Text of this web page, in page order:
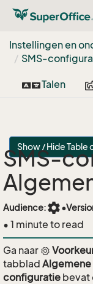
Instellingen en
SMS-
Talen
Show / Hide
SMS-
Audience:settings•
• 1 minute to read
Ga naar
tabblad
configuratie bevat